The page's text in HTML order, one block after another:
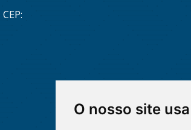
O nosso site